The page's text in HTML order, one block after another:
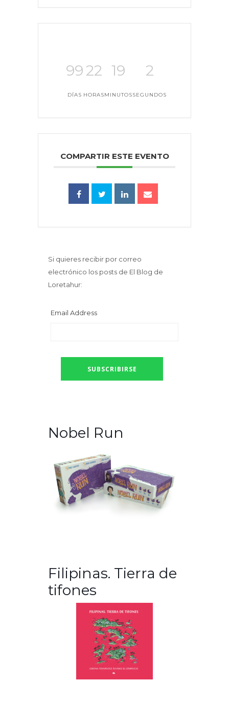
99
DÍAS
22
HORAS
19
MINUTOS
2
SEGUNDOS
COMPARTIR ESTE EVENTO
Si quieres recibir por correo
electrónico los posts de El Blog de
Loretahur:
Email Address
Nobel Run
Filipinas. Tierra de
tifones